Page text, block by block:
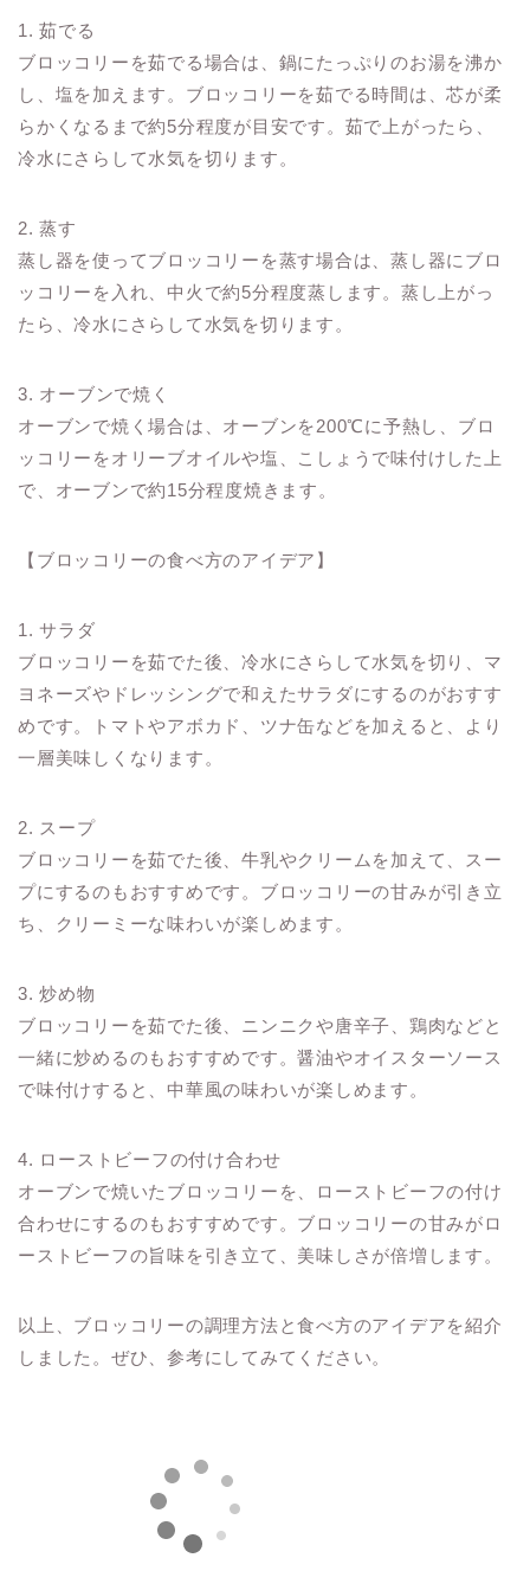
1. 茹でる
ブロッコリーを茹でる場合は、鍋にたっぷりのお湯を沸か
し、塩を加えます。ブロッコリーを茹でる時間は、芯が柔
らかくなるまで約5分程度が目安です。茹で上がったら、
冷水にさらして水気を切ります。
2. 蒸す
蒸し器を使ってブロッコリーを蒸す場合は、蒸し器にブロ
ッコリーを入れ、中火で約5分程度蒸します。蒸し上がっ
たら、冷水にさらして水気を切ります。
3. オーブンで焼く
オーブンで焼く場合は、オーブンを200℃に予熱し、ブロ
ッコリーをオリーブオイルや塩、こしょうで味付けした上
で、オーブンで約15分程度焼きます。
【ブロッコリーの食べ方のアイデア】
1. サラダ
ブロッコリーを茹でた後、冷水にさらして水気を切り、マ
ヨネーズやドレッシングで和えたサラダにするのがおすす
めです。トマトやアボカド、ツナ缶などを加えると、より
一層美味しくなります。
2. スープ
ブロッコリーを茹でた後、牛乳やクリームを加えて、スー
プにするのもおすすめです。ブロッコリーの甘みが引き立
ち、クリーミーな味わいが楽しめます。
3. 炒め物
ブロッコリーを茹でた後、ニンニクや唐辛子、鶏肉などと
一緒に炒めるのもおすすめです。醤油やオイスターソース
で味付けすると、中華風の味わいが楽しめます。
4. ローストビーフの付け合わせ
オーブンで焼いたブロッコリーを、ローストビーフの付け
合わせにするのもおすすめです。ブロッコリーの甘みがロ
ーストビーフの旨味を引き立て、美味しさが倍増します。
以上、ブロッコリーの調理方法と食べ方のアイデアを紹介
しました。ぜひ、参考にしてみてください。